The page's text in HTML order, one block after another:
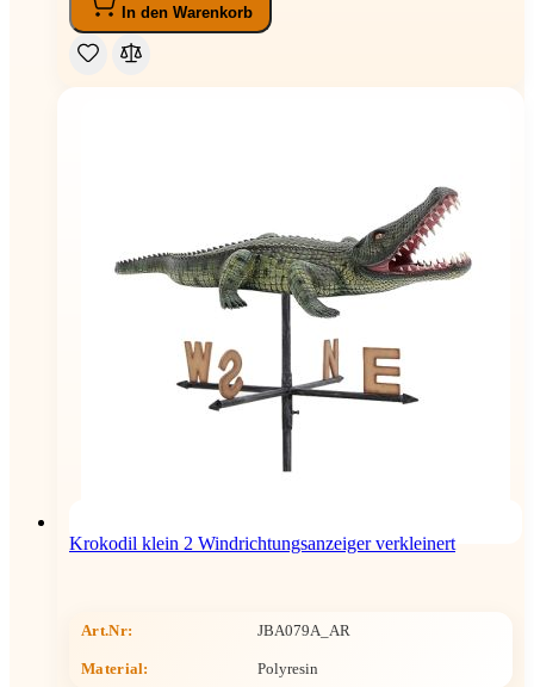
In den Warenkorb
Krokodil klein 2 Windrichtungsanzeiger verkleinert
Art.Nr: JBA079A_AR
Material: Polyresin